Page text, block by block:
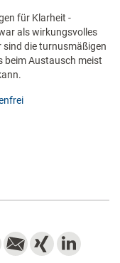
für Klarheit ­-
als wirkungsvolles
die turnusmäßigen
beim Austausch meist